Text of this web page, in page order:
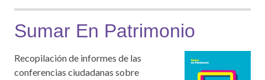
Sumar En Patrimonio
Recopilación de informes de las
conferencias ciudadanas sobre